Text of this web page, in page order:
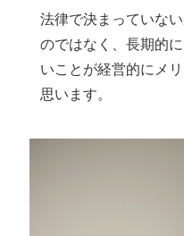
法律で決まっていない
のではなく、長期的
いことが経営的にメ
思います。